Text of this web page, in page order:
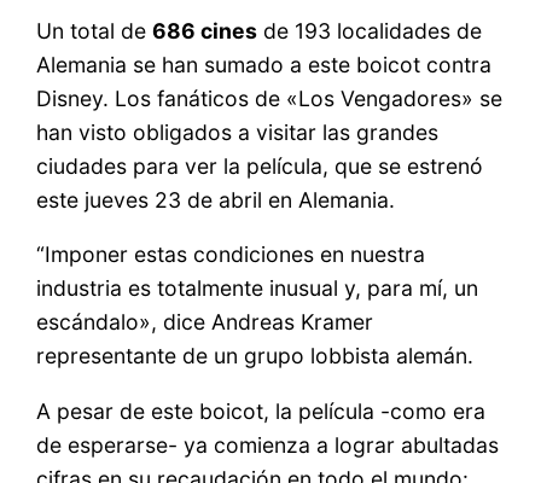
Un total de686 cines de 193 localidades de
Alemania se han sumado a este boicot contra
Disney. Los fanáticos de «Los Vengadores» se
han visto obligados a visitar las grandes
ciudades para ver la película, que se estrenó
este jueves 23 de abril en Alemania.
“Imponer estas condiciones en nuestra
industria es totalmente inusual y, para mí, un
escándalo», dice Andreas Kramer
representante de un grupo lobbista alemán.
A pesar de este boicot, la película -como era
de esperarse- ya comienza a lograr abultadas